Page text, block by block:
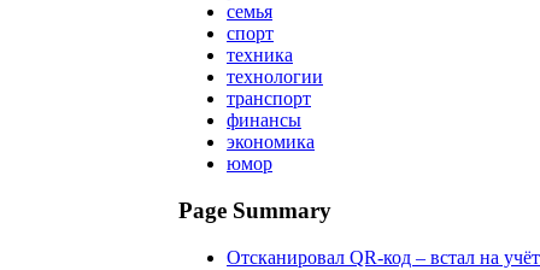
семья
спорт
техника
технологии
транспорт
финансы
экономика
юмор
Page Summary
Отсканировал QR-код – встал на учёт